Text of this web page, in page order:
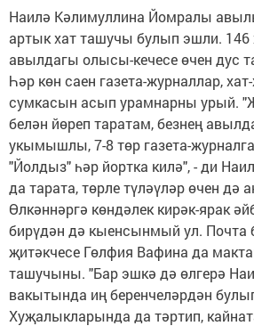
Наилә Кәлимуллина Йомралы
артык хат ташучы булып эшли.
авылдагы олысы-кечесе өчен дус
Һәр көн саен газета-журналлар,
сумкасын асып урамнарны урый.
белән йөреп таратам, безнең
укымышлы, 7-8 төр газета-
"Йолдыз" һәр йортка килә", - ди
да тарата, төрле түләүләр өчен дә
Өлкәннәргә көндәлек кирәк-ярак
бирүдән дә кыенсынмый ул. Почта
җитәкчесе Гөлфия Вафина да
ташучыны. "Бар эшкә дә өлгерә
вакытында иң беренчеләрдән
Хуҗалыкларында да тәртип,